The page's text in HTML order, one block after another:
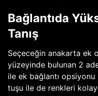
Bağlantıda
Tanış
Seçeceğin anakarta ek
yüzeyinde bulunan 2
ile ek bağlantı opsiyonu
tuşu ile de renkleri